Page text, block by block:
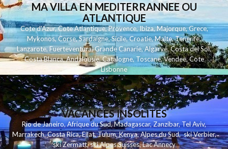
MA VILLA EN MEDITERRANNEE OU
ATLANTIQUE
Cote d'Azur,Cote Atlantique,Provence,Ibiza,Majorque,Grece,
Mykonos,Corse,Sardaigne,Sicile,Croatie,Malte,Tenerife,
Lanzarote,Fuerteventura,Grande Canarie,Algarve,Costa del Sol,
Costa Blanca,Andalousie,Catalogne,Toscane,Vendee,Cote
Lisbonne
VACANCES INSOLITES
Rio de Janeiro,Afrique du Sud,Madagascar,Zanzibar,Tel Aviv,
Marrakech,Costa Rica,Eilat,Tulum,Kenya,Alpes du Sud,ski Verbier,
ski Zermatt,ski Alpes Suisses,Lac Annecy